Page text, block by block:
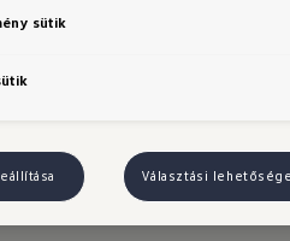
az R-Line
felül:
zárás
sütik
Választási